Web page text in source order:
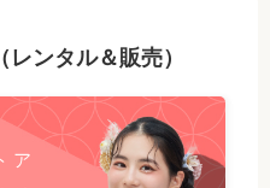
ンタル＆販売）
ア